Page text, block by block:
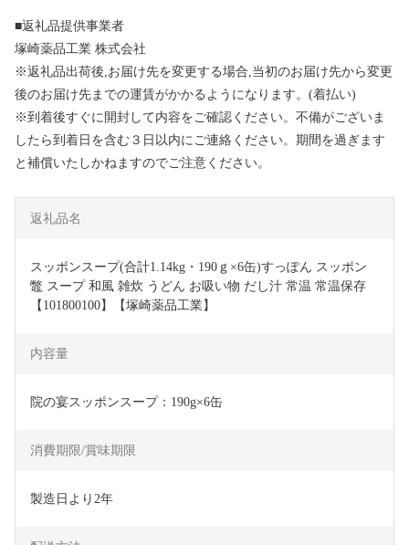
■返礼品提供事業者
塚崎薬品工業 株式会社
※返礼品出荷後,お届け先を変更する場合,当初のお届け先から変更
後のお届け先までの運賃がかかるようになります。(着払い)
※到着後すぐに開封して内容をご確認ください。不備がございま
したら到着日を含む３日以内にご連絡ください。期間を過ぎます
と補償いたしかねますのでご注意ください。
返礼品名
スッポンスープ(合計1.14kg・190ｇ×6缶)すっぽん スッポン
鼈 スープ 和風 雑炊 うどん お吸い物 だし汁 常温 常温保存
【101800100】【塚崎薬品工業】
内容量
院の宴スッポンスープ：190g×6缶
消費期限/賞味期限
製造日より2年